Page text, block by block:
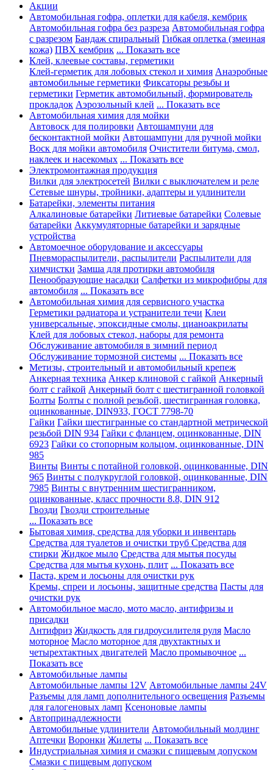
Акции
Автомобильная гофра, оплетки для кабеля, кембрик
Автомобильная гофра без разреза Автомобильная гофра
с разрезом Бандаж спиральный Гибкая оплетка (змеиная
кожа) ПВХ кембрик ... Показать все
Клей, клеевые составы, герметики
Клей-герметик для лобовых стекол и химия Анаэробные
автомобильные герметики Фиксаторы резьбы и
герметики Герметик автомобильный, формирователь
прокладок Аэрозольный клей ... Показать все
Автомобильная химия для мойки
Автовоск для полировки Автошампуни для
бесконтактной мойки Автошампуни для ручной мойки
Воск для мойки автомобиля Очистители битума, смол,
наклеек и насекомых ... Показать все
Электромонтажная продукция
Вилки для электросетей Вилки с выключателем и реле
Сетевые шнуры, тройники, адаптеры и удлинители
Батарейки, элементы питания
Алкалиновые батарейки Литиевые батарейки Солевые
батарейки Аккумуляторные батарейки и зарядные
устройства
Автомоечное оборудование и аксессуары
Пневмораспылители, распылители Распылители для
химчистки Замша для протирки автомобиля
Пенообразующие насадки Салфетки из микрофибры для
автомобиля ... Показать все
Автомобильная химия для сервисного участка
Герметики радиатора и устранители течи Клеи
универсальные, эпоксидные смолы, цианоакрилаты
Клей для лобовых стекол, наборы для ремонта
Обслуживание автомобиля в зимний период
Обслуживание тормозной системы ... Показать все
Метизы, строительный и автомобильный крепеж
Анкерная техника Анкер клиновой с гайкой Анкерный
болт с гайкой Анкерный болт с шестигранной головкой
Болты Болты с полной резьбой, шестигранная головка,
оцинкованные, DIN933, ГОСТ 7798-70
Гайки Гайки шестигранные со стандартной метрической
резьбой DIN 934 Гайки с фланцем, оцинкованные, DIN
6923 Гайки со стопорным кольцом, оцинкованные, DIN
985
Винты Винты с потайной головкой, оцинкованные, DIN
965 Винты с полукруглой головкой, оцинкованные, DIN
7985 Винты с внутренним шестигранником,
оцинкованные, класс прочности 8.8, DIN 912
Гвозди Гвозди строительные
... Показать все
Бытовая химия, средства для уборки и инвентарь
Средства для туалетов и очистки труб Средства для
стирки Жидкое мыло Средства для мытья посуды
Средства для мытья кухонь, плит ... Показать все
Паста, крем и лосьоны для очистки рук
Кремы, спреи и лосьоны, защитные средства Пасты для
очистки рук
Автомобильное масло, мото масло, антифризы и
присадки
Антифриз Жидкость для гидроусилителя руля Масло
моторное Масло моторное для двухтактных и
четырехтактных двигателей Масло промывочное ...
Показать все
Автомобильные лампы
Автомобильные лампы 12V Автомобильные лампы 24V
Разъемы для ламп дополнительного освещения Разъемы
для галогеновых ламп Ксеноновые лампы
Автопринадлежности
Автомобильные удлинители Автомобильный молдинг
Аптечки Воронки Жилеты ... Показать все
Индустриальная химия и смазки с пищевым допуском
Смазки с пищевым допуском